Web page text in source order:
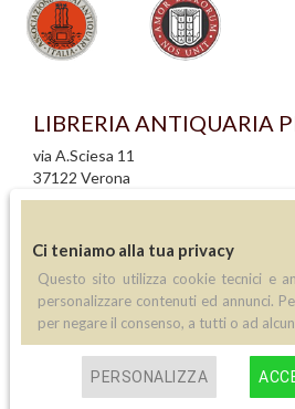
LIBRERIA ANTIQUARIA
via A.Sciesa 11
37122 Verona
P.IVA: IT 02713140230
info legali
informativa cookie
creazione siti internet
Contatti
Telefono:(+39) 045 8030073
Ci teniamo alla tua privacy
Questo sito utilizza cookie tecnici e
personalizzare contenuti ed annunci.
per negare il consenso, a tutti o ad
PERSONALIZZA